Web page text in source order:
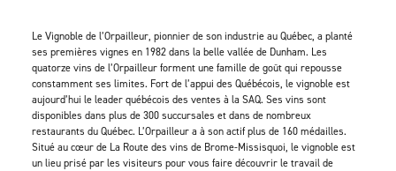
Le Vignoble de l’Orpailleur, pionnier de son industrie au Québec, a planté
ses premières vignes en 1982 dans la belle vallée de Dunham. Les
quatorze vins de l’Orpailleur forment une famille de goût qui repousse
constamment ses limites. Fort de l’appui des Québécois, le vignoble est
aujourd’hui le leader québécois des ventes à la SAQ. Ses vins sont
disponibles dans plus de 300 succursales et dans de nombreux
restaurants du Québec. L’Orpailleur a à son actif plus de 160 médailles.
Situé au cœur de La Route des vins de Brome-Missisquoi, le vignoble est
un lieu prisé par les visiteurs pour vous faire découvrir le travail de